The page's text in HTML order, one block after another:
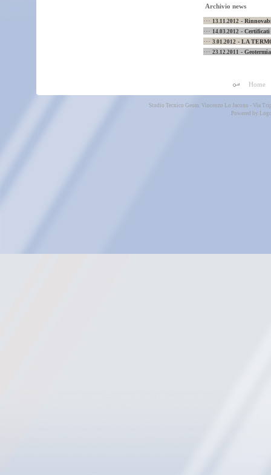
Archivio news
··· 13.11.2012 -
··· 14.03.2012 -
··· 3.01.2012 - LA
··· 23.12.2011 -
Home
Studio Tecnico Geom. Vincenzo Lo Jacono - Via
Powered by